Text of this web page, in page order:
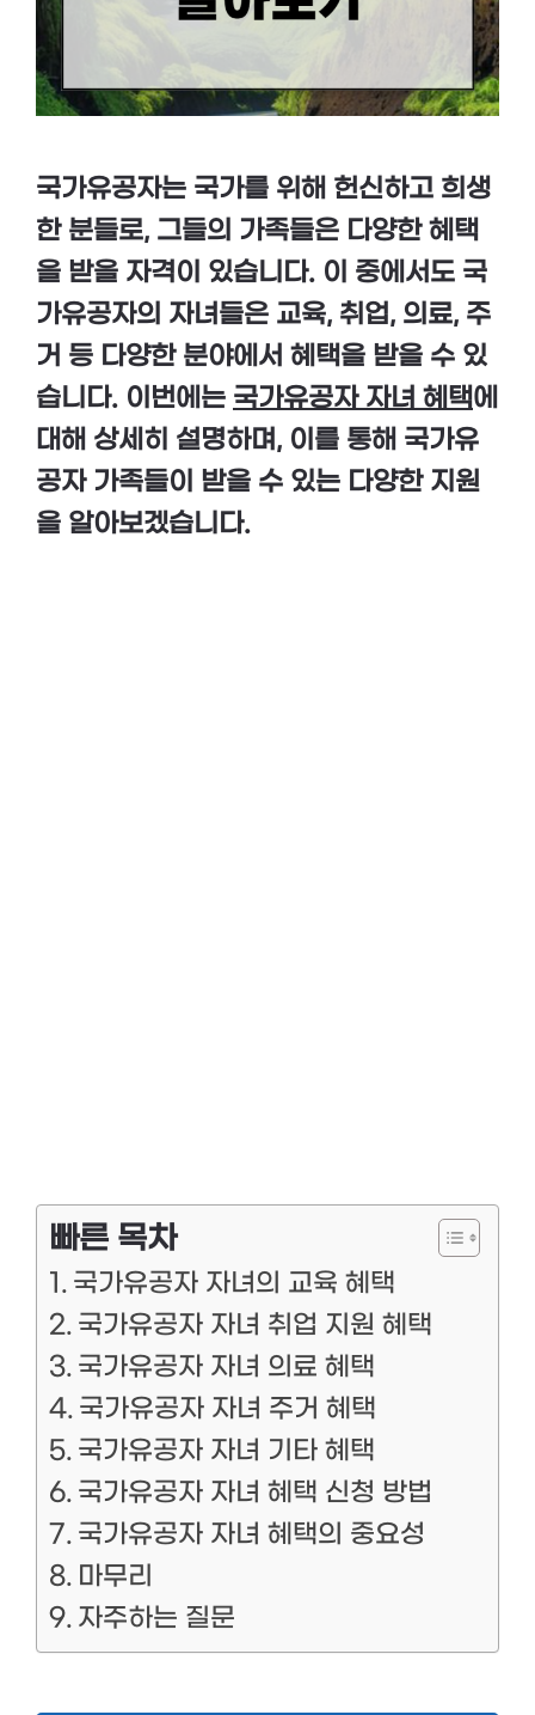
국가유공자는 국가를 위해 헌신하고 희생
한 분들로, 그들의 가족들은 다양한 혜택
을 받을 자격이 있습니다. 이 중에서도 국
가유공자의 자녀들은 교육, 취업, 의료, 주
거 등 다양한 분야에서 혜택을 받을 수 있
습니다. 이번에는 국가유공자 자녀 혜택에
대해 상세히 설명하며, 이를 통해 국가유
공자 가족들이 받을 수 있는 다양한 지원
을 알아보겠습니다.
빠른 목차
국가유공자 자녀의 교육 혜택
국가유공자 자녀 취업 지원 혜택
국가유공자 자녀 의료 혜택
국가유공자 자녀 주거 혜택
국가유공자 자녀 기타 혜택
국가유공자 자녀 혜택 신청 방법
국가유공자 자녀 혜택의 중요성
마무리
자주하는 질문